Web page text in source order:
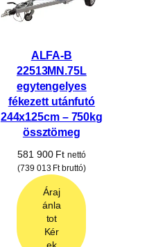
ALFA-B
22513MN.75L
egytengelyes
fékezett utánfutó
244x125cm – 750kg
össztömeg
581 900 Ft nettó
(739 013 Ftbruttó)
Áraj
ánla
tot
Kér